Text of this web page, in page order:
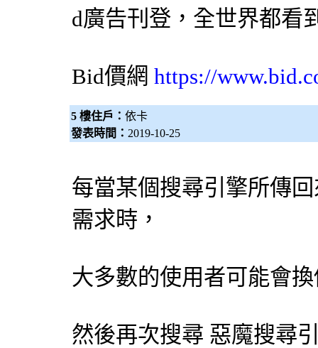
d廣告刊登，全世界都看
Bid價網 https://
5 樓住戶： 依卡
發表時間： 2019-10-25
每當某個搜尋引擎所傳
需求時，
大多數的使用者可能會
然後再次搜尋 惡魔搜尋